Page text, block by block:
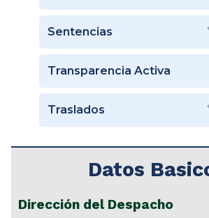
Sentencias
Transparencia Activa
Traslados
Datos
Dirección del Despacho